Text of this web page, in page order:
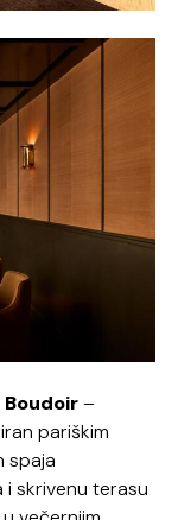
Boudoir–
pariškim
spaja
i skrivenu terasu